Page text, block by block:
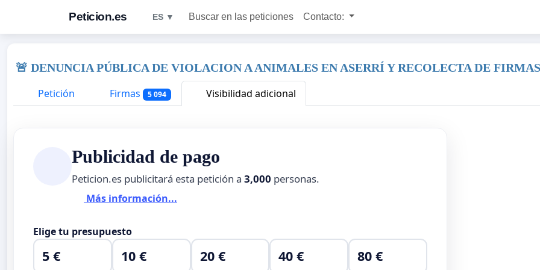
Peticion.es ES ▼ Buscar en las peticiones Contacto:
🚨 DENUNCIA PÚBLICA DE VIOLACION A ANIMALES EN ASERRÍ Y RECOLECTA DE
Petición
Firmas 5 094 Visibilidad adicional
Publicidad de pago
Peticion.es publicitará esta petición a 3,000 personas.
Más información...
Elige tu presupuesto
5 € 10 € 20 € 40 € 80 €